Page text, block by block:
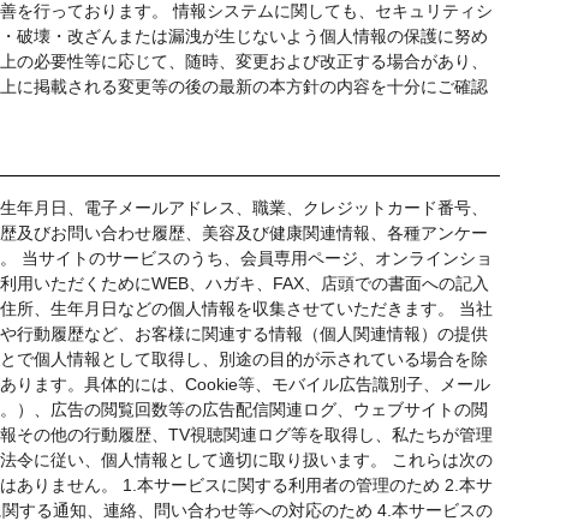
を行っております。 情報システムに関しても、セキュリティシ
破壊・改ざんまたは漏洩が生じないよう個人情報の保護に努め
必要性等に応じて、随時、変更および改正する場合があり、
に掲載される変更等の後の最新の本方針の内容を十分にご確認
月日、電子メールアドレス、職業、クレジットカード番号、
及びお問い合わせ履歴、美容及び健康関連情報、各種アンケー
当サイトのサービスのうち、会員専用ページ、オンラインショ
用いただくためにWEB、ハガキ、FAX、店頭での書面への記入
所、生年月日などの個人情報を収集させていただきます。 当社
行動履歴など、お客様に関連する情報（個人関連情報）の提供
で個人情報として取得し、別途の目的が示されている場合を除
ります。具体的には、Cookie等、モバイル広告識別子、メール
）、広告の閲覧回数等の広告配信関連ログ、ウェブサイトの閲
その他の行動履歴、TV視聴関連ログ等を取得し、私たちが管理
令に従い、個人情報として適切に取り扱います。 これらは次の
ありません。 1.本サービスに関する利用者の管理のため 2.本サ
する通知、連絡、問い合わせ等への対応のため 4.本サービスの